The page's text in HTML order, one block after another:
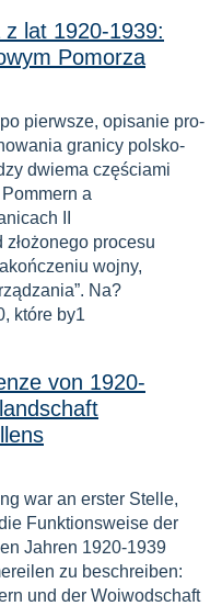
lat 1920-1939:
Pomorza
pierwsze, opisanie pro­
granicy polsko-
dwiema częściami
a
II
procesu
wojny,
Na?
które by1
von 1920-
war an erster Stelle,
Funktionsweise der
Jahren 1920-1939
zu beschreiben:
und der Woiwodschaft